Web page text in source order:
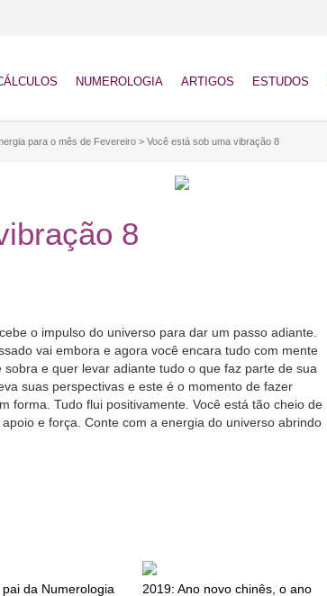
NUMEROLOGIA ARTIGOS ESTUDOS
para o mês de Fevereiro > Você está sob uma vibração 8
8
o impulso do universo para dar um passo adiante.
vai embora e agora você encara tudo com mente
e quer levar adiante tudo o que faz parte de sua
suas perspectivas e este é o momento de fazer
Tudo flui positivamente. Você está tão cheio de
e força. Conte com a energia do universo abrindo
da Numerologia
2019: Ano novo chinês, o ano